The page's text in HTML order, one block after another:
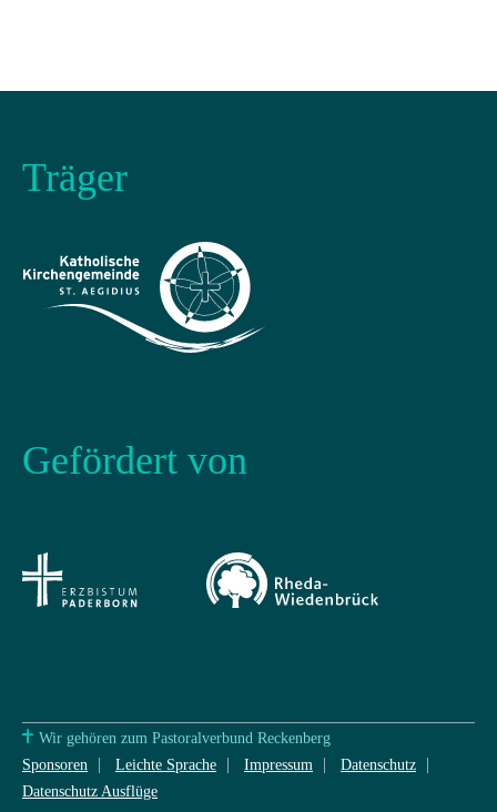
Träger
Gefördert von
Wir gehören zum Pastoralverbund Reckenberg
Sponsoren
Leichte Sprache Impressum
Datenschutz
Datenschutz Ausflüge